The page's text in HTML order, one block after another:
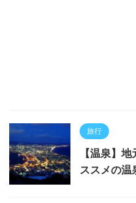
旅行
【温泉】
ススメの温